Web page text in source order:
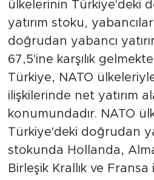
ülkelerinin Türkiye'deki
yatırım stoku,
doğrudan yabancı
67,5'ine karşılık
Türkiye, NATO ülkeleriyle
ilişkilerinde net yatırım
konumundadır. NATO
Türkiye'deki doğrudan
stokunda Hollanda,
Birleşik Krallık ve